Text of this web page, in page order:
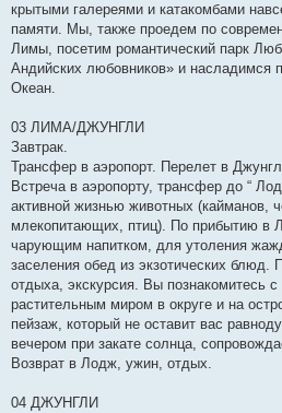
крытыми галереями и катакомбами
памяти. Мы, также проедем по
Лимы, посетим романтический парк
Андийских любовников» и насладимся
Океан.
03 ЛИМА/ДЖУНГЛИ
Завтрак.
Трансфер в аэропорт. Перелет в
Встреча в аэропорту, трансфер до “
активной жизнью животных (кайманов,
млекопитающих, птиц). По прибытию в
чарующим напитком, для утоления
заселения обед из экзотических блюд.
отдыха, экскурсия. Вы познакомитесь
растительным миром в округе и на
пейзаж, который не оставит вас
вечером при закате солнца,
Возврат в Лодж, ужин, отдых.
04 ДЖУНГЛИ